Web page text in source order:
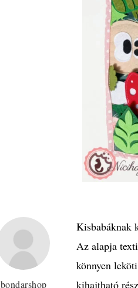
bondarshop
Kisbabáknak
Az alapja
könnyen
kihajtható